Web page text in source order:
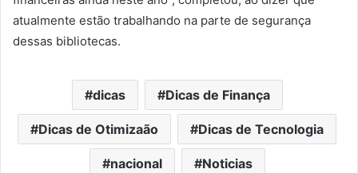
atualmente estão trabalhando na parte de segurança
dessas bibliotecas.
dicas Dicas de Finança
Dicas de Otimizaão Dicas de Tecnologia
nacional Noticias